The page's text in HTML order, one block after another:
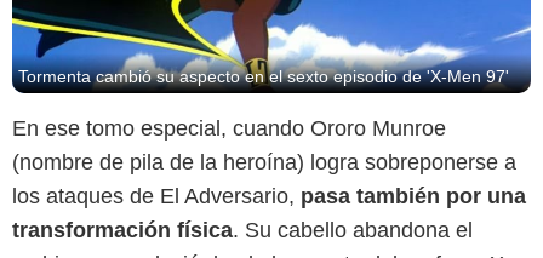
Tormenta cambió su aspecto en el sexto episodio de 'X-Men 97'
En ese tomo especial, cuando Ororo Munroe
(nombre de pila de la heroína) logra sobreponerse a
los ataques de El Adversario, pasa también por una
transformación física. Su cabello abandona el